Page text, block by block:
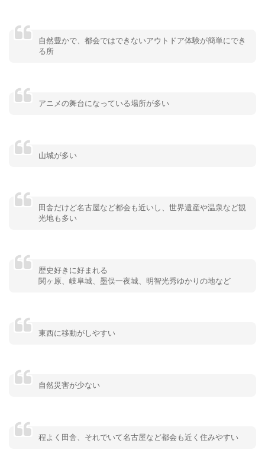
自然豊かで、都会ではできないアウトドア体験が簡単にでき
る所
アニメの舞台になっている場所が多い
山城が多い
田舎だけど名古屋など都会も近いし、世界遺産や温泉など観
光地も多い
歴史好きに好まれる
関ヶ原、岐阜城、墨俣一夜城、明智光秀ゆかりの地など
東西に移動がしやすい
自然災害が少ない
程よく田舎、それでいて名古屋など都会も近く住みやすい